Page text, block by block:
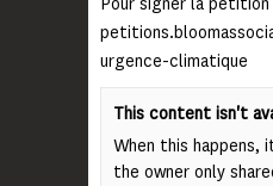
urgence-climatique
This content isn't
When this happens,
the owner only